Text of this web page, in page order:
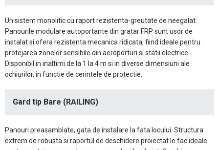
Un sistem monolitic cu raport rezistenta-greutate de neegalat.
Panourile modulare autoportante din gratar FRP sunt usor de
instalat si ofera rezistenta mecanica ridicata, fiind ideale pentru
protejarea zonelor sensibile din aeroporturi si statii electrice.
Disponibil in inaltimi de la 1 la 4 m si in diverse dimensiuni ale
ochiurilor, in functie de cerintele de protectie.
Gard tip Bare (RAILING)
Panouri preasamblate, gata de instalare la fata locului. Structura
extrem de robusta si raportul de deschidere proiectat le fac ideale